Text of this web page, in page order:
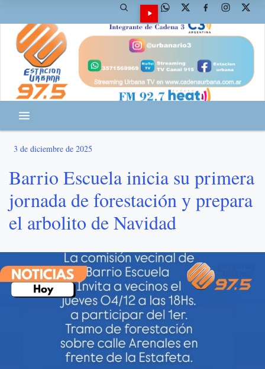
3 de diciembre de 2025
Barrio Escuela inicia su primera
jornada de forestación y prepara
el arbolito de Navidad